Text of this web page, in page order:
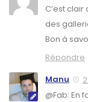
C’est
des
Bon à
Répondre
Manu
@Fab: En